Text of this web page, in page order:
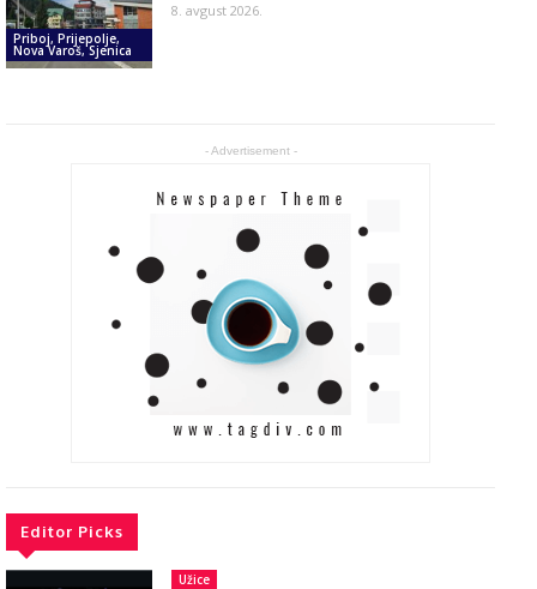
Priboj, Prijepolje,
Nova Varoš, Sjenica
8. avgust 2026.
- Advertisement -
Editor Picks
Užice